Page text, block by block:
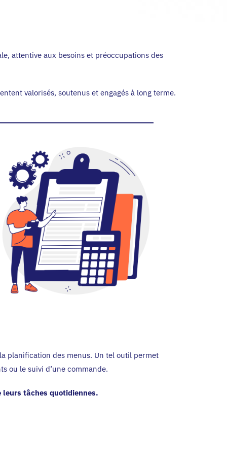
attentive aux besoins et préoccupations des
valorisés, soutenus et engagés à long terme.
planification des menus. Un tel outil permet
ou le suivi d’une commande.
leurs tâches quotidiennes.